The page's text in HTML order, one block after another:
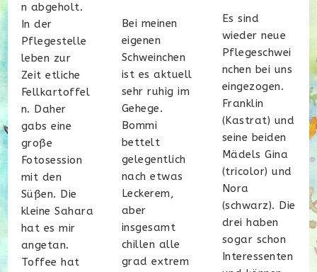
n abgeholt.
In der
Pflegestelle
leben zur
Zeit etliche
Fellkartoffel
n. Daher
gabs eine
große
Fotosession
mit den
Süßen. Die
kleine Sahara
hat es mir
angetan.
Toffee hat
Bei meinen
eigenen
Schweinchen
ist es aktuell
sehr ruhig im
Gehege.
Bommi
bettelt
gelegentlich
nach etwas
Leckerem,
aber
insgesamt
chillen alle
grad extrem
Es sind
wieder neue
Pflegeschwei
nchen bei uns
eingezogen.
Franklin
(Kastrat) und
seine beiden
Mädels Gina
(tricolor) und
Nora
(schwarz). Die
drei haben
sogar schon
Interessenten